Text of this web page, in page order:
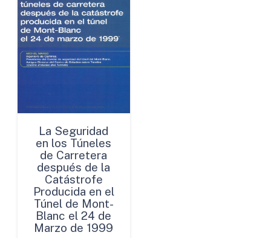
La Seguridad
en los Túneles
de Carretera
después de la
Catástrofe
Producida en el
Túnel de Mont-
Blanc el 24 de
Marzo de 1999